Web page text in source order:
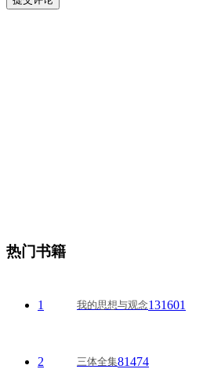
热门书籍
1 我的思想与观念131601
2 三体全集81474